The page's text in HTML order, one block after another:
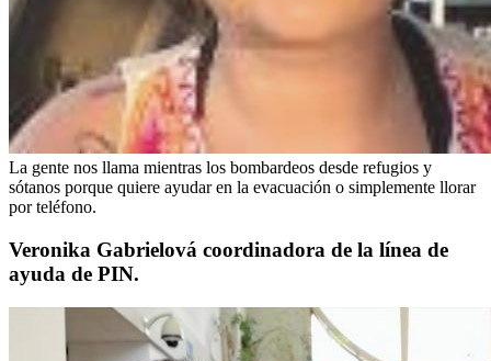
La gente nos llama mientras los bombardeos desde refugios y
sótanos porque quiere ayudar en la evacuación o simplemente llorar
por teléfono.
Veronika Gabrielová coordinadora de la línea de
ayuda de PIN.